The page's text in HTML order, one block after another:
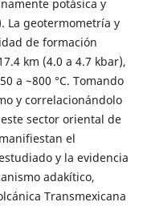
potásica y
La geotermometría y
de formación
km (4.0 a 4.7 kbar),
a ~800 °C. Tomando
y correlacionándolo
sector oriental de
el
y la evidencia
adakítico,
Transmexicana